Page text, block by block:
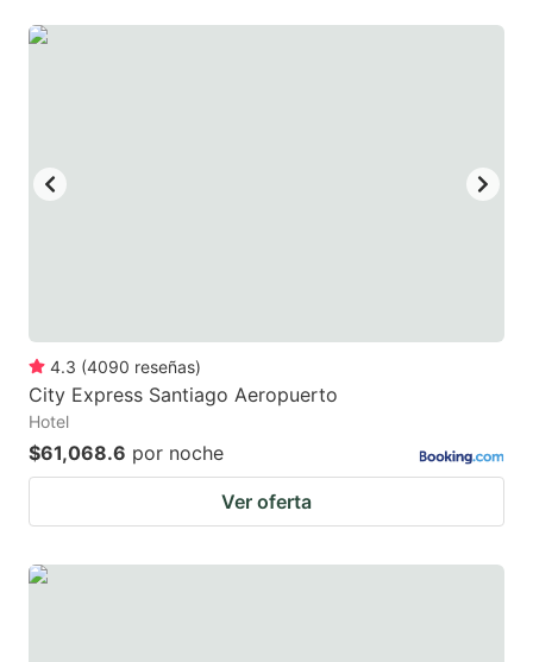
4.3 (4090 reseñas)
City Express Santiago Aeropuerto
Hotel
$61,068.6 por noche
Ver oferta